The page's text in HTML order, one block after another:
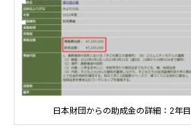
日本財団からの助成金の詳細：2年目